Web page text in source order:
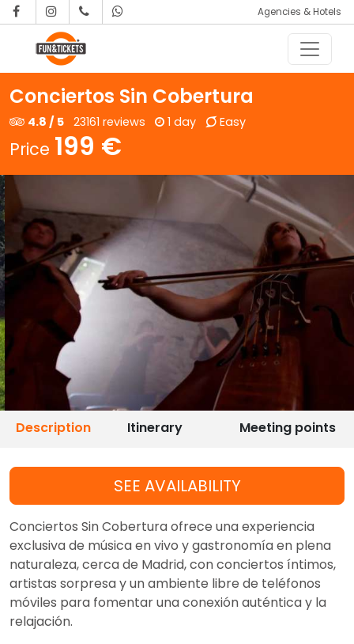
Agencies & Hotels
Skip to content
Main Navigation
Conciertos Sin Cobertura
4.8 / 5 23161 reviews 1 day Easy
Price 199 €
Description Itinerary Meeting points
SEE AVAILABILITY
Conciertos Sin Cobertura ofrece una experiencia
exclusiva de música en vivo y gastronomía en plena
naturaleza, cerca de Madrid, con conciertos íntimos,
artistas sorpresa y un ambiente libre de teléfonos
móviles para fomentar una conexión auténtica y la
relajación.